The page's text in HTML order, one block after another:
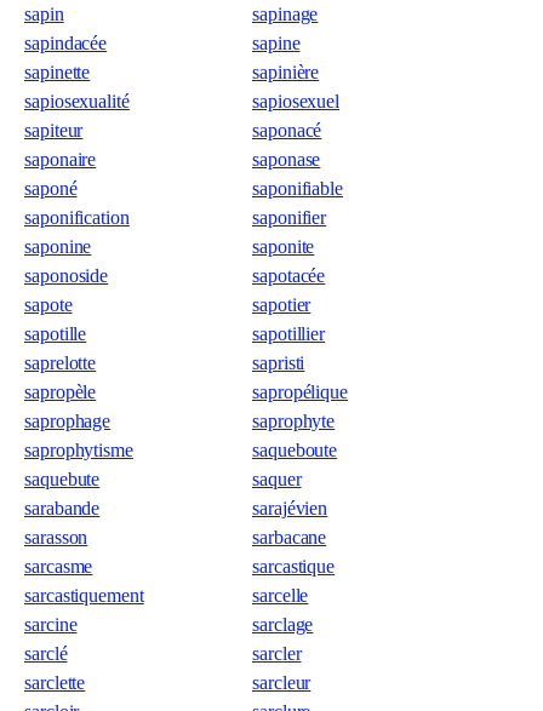
sapin
sapinage
sapindacée
sapine
sapinette
sapinière
sapiosexualité
sapiosexuel
sapiteur
saponacé
saponaire
saponase
saponé
saponifiable
saponification
saponifier
saponine
saponite
saponoside
sapotacée
sapote
sapotier
sapotille
sapotillier
saprelotte
sapristi
sapropèle
sapropélique
saprophage
saprophyte
saprophytisme
saqueboute
saquebute
saquer
sarabande
sarajévien
sarasson
sarbacane
sarcasme
sarcastique
sarcastiquement
sarcelle
sarcine
sarclage
sarclé
sarcler
sarclette
sarcleur